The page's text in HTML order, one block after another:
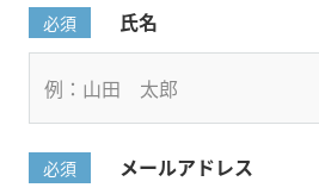
必須 氏名
必須 メールアドレス